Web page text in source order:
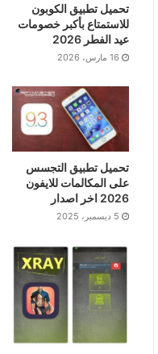
تحميل تطبيق الكوبون
للاستمتاع بأكبر خصومات
عيد الفطر 2026
16 مارس، 2026
تحميل تطبيق التجسس
على المكالمات للايفون
2026 اخر اصدار
5 ديسمبر، 2025